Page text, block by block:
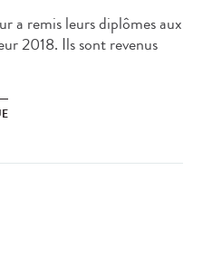
a remis leurs diplômes aux
2018. Ils sont revenus